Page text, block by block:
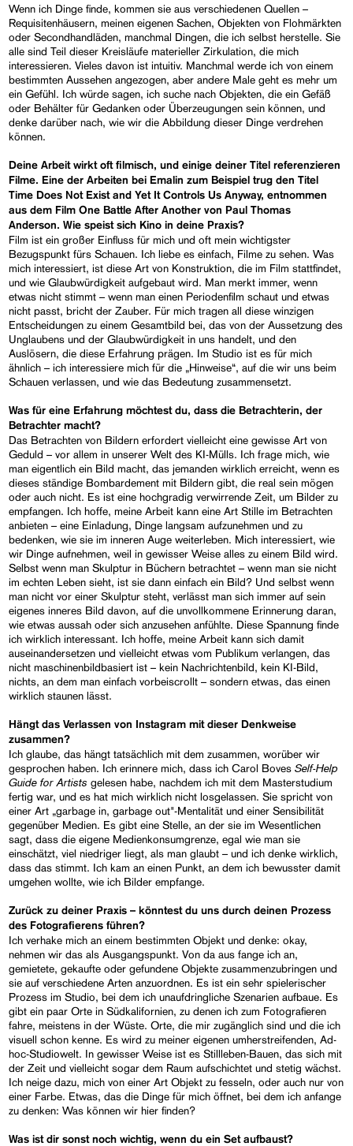
Wenn ich Dinge finde, kommen sie aus verschiedenen Quellen –
Requisitenhäusern, meinen eigenen Sachen, Objekten von Flohmärkten
oder Secondhandläden, manchmal Dingen, die ich selbst herstelle. Sie
alle sind Teil dieser Kreisläufe materieller Zirkulation, die mich
interessieren. Vieles davon ist intuitiv. Manchmal werde ich von einem
bestimmten Aussehen angezogen, aber andere Male geht es mehr um
ein Gefühl. Ich würde sagen, ich suche nach Objekten, die ein Gefäß
oder Behälter für Gedanken oder Überzeugungen sein können, und
denke darüber nach, wie wir die Abbildung dieser Dinge verdrehen
können.
Deine Arbeit wirkt oft filmisch, und einige deiner Titel referenzieren
Filme. Eine der Arbeiten bei Emalin zum Beispiel trug den Titel
Time Does Not Exist and Yet It Controls Us Anyway, entnommen
aus dem FilmOne Battle After Another von Paul Thomas
Anderson. Wie speist sich Kino in deine Praxis?
Film ist ein großer Einfluss für mich und oft mein wichtigster
Bezugspunkt fürs Schauen. Ich liebe es einfach, Filme zu sehen. Was
mich interessiert, ist diese Art von Konstruktion, die im Film stattfindet,
und wie Glaubwürdigkeit aufgebaut wird. Man merkt immer, wenn
etwas nicht stimmt – wenn man einen Periodenfilm schaut und etwas
nicht passt, bricht der Zauber. Für mich tragen all diese winzigen
Entscheidungen zu einem Gesamtbild bei, das von der Aussetzung des
Unglaubens und der Glaubwürdigkeit in uns handelt, und den
Auslösern, die diese Erfahrung prägen. Im Studio ist es für mich
ähnlich – ich interessiere mich für die „Hinweise“, auf die wir uns beim
Schauen verlassen, und wie das Bedeutung zusammensetzt.
Was für eine Erfahrung möchtest du, dass die Betrachterin, der
Betrachter macht?
Das Betrachten von Bildern erfordert vielleicht eine gewisse Art von
Geduld – vor allem in unserer Welt des KI-Mülls. Ich frage mich, wie
man eigentlich ein Bild macht, das jemanden wirklich erreicht, wenn es
dieses ständige Bombardement mit Bildern gibt, die real sein mögen
oder auch nicht. Es ist eine hochgradig verwirrende Zeit, um Bilder zu
empfangen. Ich hoffe, meine Arbeit kann eine Art Stille im Betrachten
anbieten – eine Einladung, Dinge langsam aufzunehmen und zu
bedenken, wie sie im inneren Auge weiterleben. Mich interessiert, wie
wir Dinge aufnehmen, weil in gewisser Weise alles zu einem Bild wird.
Selbst wenn man Skulptur in Büchern betrachtet – wenn man sie nicht
im echten Leben sieht, ist sie dann einfach ein Bild? Und selbst wenn
man nicht vor einer Skulptur steht, verlässt man sich immer auf sein
eigenes inneres Bild davon, auf die unvollkommene Erinnerung daran,
wie etwas aussah oder sich anzusehen anfühlte. Diese Spannung finde
ich wirklich interessant. Ich hoffe, meine Arbeit kann sich damit
auseinandersetzen und vielleicht etwas vom Publikum verlangen, das
nicht maschinenbildbasiert ist – kein Nachrichtenbild, kein KI-Bild,
nichts, an dem man einfach vorbeiscrollt – sondern etwas, das einen
wirklich staunen lässt.
Hängt das Verlassen von Instagram mit dieser Denkweise
zusammen?
Ich glaube, das hängt tatsächlich mit dem zusammen, worüber wir
gesprochen haben. Ich erinnere mich, dass ich Carol BovesSelf-Help
Guide for Artists gelesen habe, nachdem ich mit dem Masterstudium
fertig war, und es hat mich wirklich nicht losgelassen. Sie spricht von
einer Art „garbage in, garbage out"-Mentalität und einer Sensibilität
gegenüber Medien. Es gibt eine Stelle, an der sie im Wesentlichen
sagt, dass die eigene Medienkonsumgrenze, egal wie man sie
einschätzt, viel niedriger liegt, als man glaubt – und ich denke wirklich,
dass das stimmt. Ich kam an einen Punkt, an dem ich bewusster damit
umgehen wollte, wie ich Bilder empfange.
Zurück zu deiner Praxis – könntest du uns durch deinen Prozess
des Fotografierens führen?
Ich verhake mich an einem bestimmten Objekt und denke: okay,
nehmen wir das als Ausgangspunkt. Von da aus fange ich an,
gemietete, gekaufte oder gefundene Objekte zusammenzubringen und
sie auf verschiedene Arten anzuordnen. Es ist ein sehr spielerischer
Prozess im Studio, bei dem ich unaufdringliche Szenarien aufbaue. Es
gibt ein paar Orte in Südkalifornien, zu denen ich zum Fotografieren
fahre, meistens in der Wüste. Orte, die mir zugänglich sind und die ich
visuell schon kenne. Es wird zu meiner eigenen umherstreifenden, Ad-
hoc-Studiowelt. In gewisser Weise ist es Stillleben-Bauen, das sich mit
der Zeit und vielleicht sogar dem Raum aufschichtet und stetig wächst.
Ich neige dazu, mich von einer Art Objekt zu fesseln, oder auch nur von
einer Farbe. Etwas, das die Dinge für mich öffnet, bei dem ich anfange
zu denken: Was können wir hier finden?
Was ist dir sonst noch wichtig, wenn du ein Set aufbaust?